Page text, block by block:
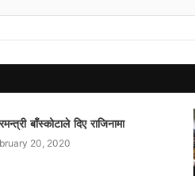
बाँस्कोटाले दिए राजिनामा
20, 2020